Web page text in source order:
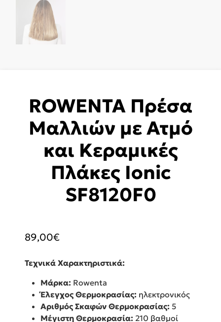
ROWENTA Πρέσα
Μαλλιών με Ατμό
και Κεραμικές
Πλάκες Ionic
SF8120F0
89,00€
Τεχνικά Χαρακτηριστικά:
Μάρκα: Rowenta
Έλεγχος Θερμοκρασίας: ηλεκτρονικός
Αριθμός Σκαφών Θερμοκρασίας: 5
Μέγιστη Θερμοκρασία: 210 βαθμοί